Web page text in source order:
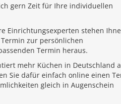
gern Zeit für Ihre individuellen
Einrichtungsexperten stehen
zur persönlichen
Termin heraus.
mehr Küchen in Deutschland
Sie dafür einfach online einen
gleich in Augenschein